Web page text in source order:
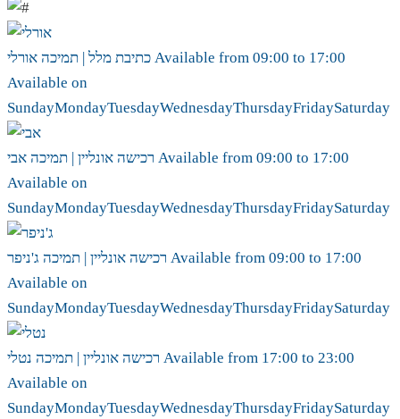
כתיבת מלל | תמיכה Available from 09:00 to 17:00
Available on
SundayMondayTuesdayWednesdayThursdayFridaySaturday
רכישה אונליין | תמיכה Available from 09:00 to 17:00
Available on
SundayMondayTuesdayWednesdayThursdayFridaySaturday
רכישה אונליין | תמיכה Available from 09:00 to 17:00
Available on
SundayMondayTuesdayWednesdayThursdayFridaySaturday
רכישה אונליין | תמיכה Available from 17:00 to 23:00
Available on
SundayMondayTuesdayWednesdayThursdayFridaySaturday